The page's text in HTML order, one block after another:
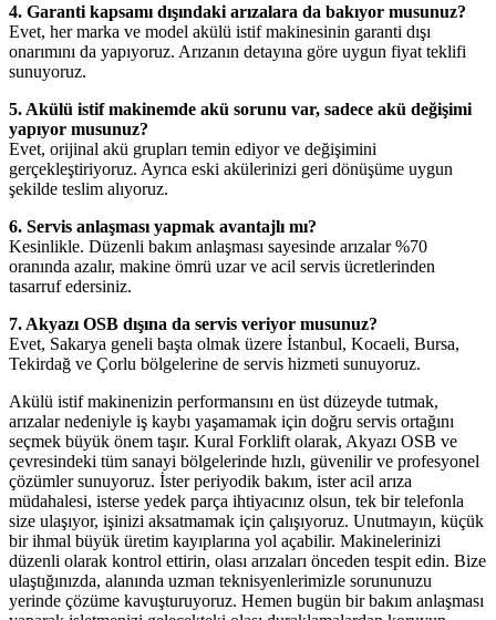
4. Garanti kapsamı dışındaki arızalara da bakıyor musunuz?
Evet, her marka ve model akülü istif makinesinin garanti dışı
onarımını da yapıyoruz. Arızanın detayına göre uygun fiyat teklifi
sunuyoruz.
5. Akülü istif makinemde akü sorunu var, sadece akü değişimi
yapıyor musunuz?
Evet, orijinal akü grupları temin ediyor ve değişimini
gerçekleştiriyoruz. Ayrıca eski akülerinizi geri dönüşüme uygun
şekilde teslim alıyoruz.
6. Servis anlaşması yapmak avantajlı mı?
Kesinlikle. Düzenli bakım anlaşması sayesinde arızalar %70
oranında azalır, makine ömrü uzar ve acil servis ücretlerinden
tasarruf edersiniz.
7. Akyazı OSB dışına da servis veriyor musunuz?
Evet, Sakarya geneli başta olmak üzere İstanbul, Kocaeli, Bursa,
Tekirdağ ve Çorlu bölgelerine de servis hizmeti sunuyoruz.
Akülü istif makinenizin performansını en üst düzeyde tutmak,
arızalar nedeniyle iş kaybı yaşamamak için doğru servis ortağını
seçmek büyük önem taşır. Kural Forklift olarak, Akyazı OSB ve
çevresindeki tüm sanayi bölgelerinde hızlı, güvenilir ve profesyonel
çözümler sunuyoruz. İster periyodik bakım, ister acil arıza
müdahalesi, isterse yedek parça ihtiyacınız olsun, tek bir telefonla
size ulaşıyor, işinizi aksatmamak için çalışıyoruz. Unutmayın, küçük
bir ihmal büyük üretim kayıplarına yol açabilir. Makinelerinizi
düzenli olarak kontrol ettirin, olası arızaları önceden tespit edin. Bize
ulaştığınızda, alanında uzman teknisyenlerimizle sorununuzu
yerinde çözüme kavuşturuyoruz. Hemen bugün bir bakım anlaşması